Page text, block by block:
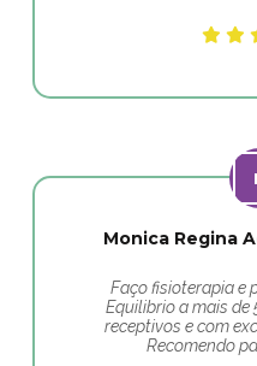
Monica Regina
Faço fisioterapia e
Equilibrio a mais de
receptivos e com
Recomendo